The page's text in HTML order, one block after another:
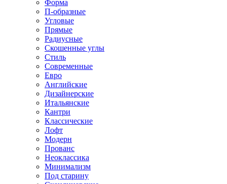
Форма
П-образные
Угловые
Прямые
Радиусные
Скошенные углы
Стиль
Современные
Евро
Английские
Дизайнерские
Итальянские
Кантри
Классические
Лофт
Модерн
Прованс
Неоклассика
Минимализм
Под старину